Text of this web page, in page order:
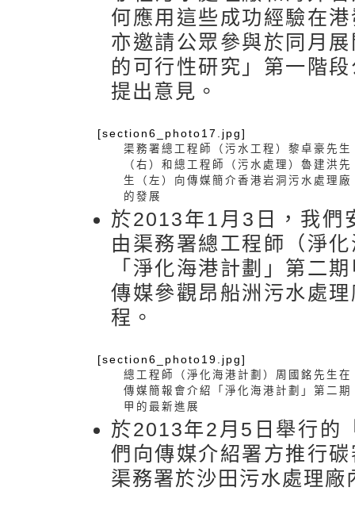
何應用這些成功經驗在
亦邀請公眾參與於同月
的可行性研究」第一階
提出意見。
[section6_photo17.jpg]
渠務署總工程師（污水工程）黎卓豪先生
（右）和總工程師（污水處理）魯建洪先
生（左）向傳媒簡介香港岩洞污水處理廠
的發展
於2013年1月3日，我們
由渠務署總工程師（淨
「淨化海港計劃」第二
傳媒參觀昂船洲污水處
程。
[section6_photo19.jpg]
總工程師（淨化海港計劃）周國銘先生在
傳媒簡報會介紹「淨化海港計劃」第二期
甲的最新進展
於2013年2月5日舉行的
們向傳媒介紹署方推行
渠務署於沙田污水處理廠